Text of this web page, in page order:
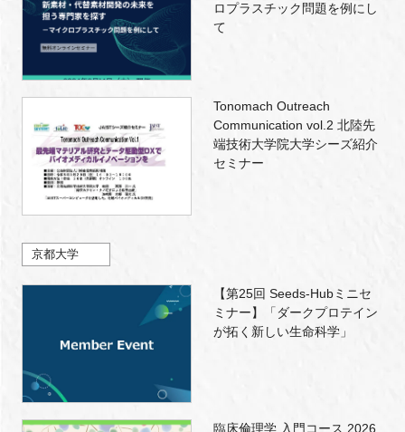
ロプラスチック問題を例にし
て
Tonomach Outreach
Communication vol.2 北陸先
端技術大学院大学シーズ紹介
セミナー
京都大学
【第25回 Seeds-Hubミニセ
ミナー】「ダークプロテイン
が拓く新しい生命科学」
臨床倫理学 入門コース 2026